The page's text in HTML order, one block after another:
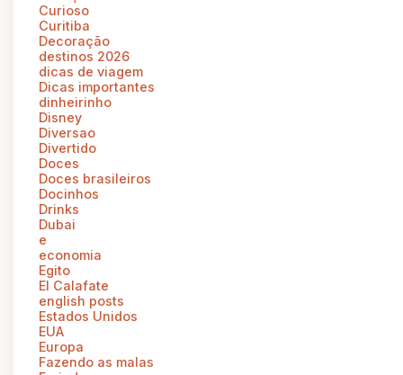
Curioso
Curitiba
Decoração
destinos 2026
dicas de viagem
Dicas importantes
dinheirinho
Disney
Diversao
Divertido
Doces
Doces brasileiros
Docinhos
Drinks
Dubai
e
economia
Egito
El Calafate
english posts
Estados Unidos
EUA
Europa
Fazendo as malas